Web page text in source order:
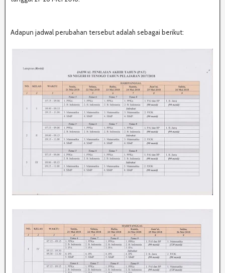
Adapun jadwal perubahan tersebut adalah sebagai berikut: